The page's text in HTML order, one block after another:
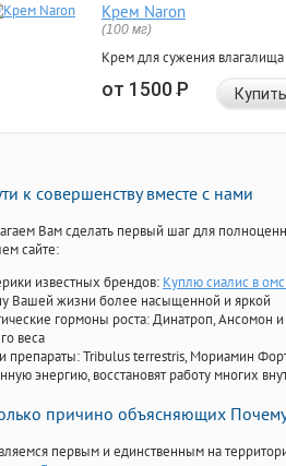
Крем Naron
(100 мг)
Крем для сужения влагалища
от 1500Р Купить
к совершенству вместе с нами
Вам сделать первый шаг для
сайте:
известных брендов: Куплю сиалис в
Вашей жизни более насыщенной и яркой
гормоны роста: Динатроп, Ансомон
веса
препараты:Tribulus terrestris, Мориамин
энергию, восстановят работу многих
причино объясняющих
первым и единственным на